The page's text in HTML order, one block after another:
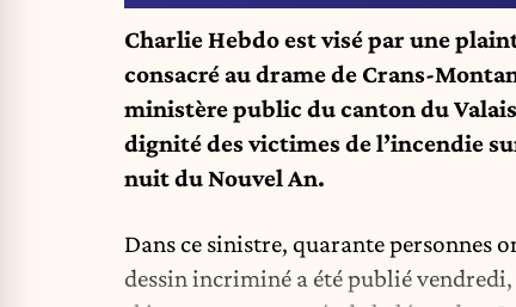
Charlie Hebdo est visé par une
consacré au drame de Crans-
ministère public du canton du
dignité des victimes de l’incendie
nuit du Nouvel An.
Dans ce sinistre, quarante personnes
dessin incriminé a été publié